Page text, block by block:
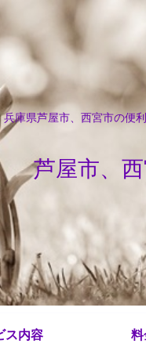
兵庫県芦屋市、西宮市の便
芦屋市、
ス内容 料